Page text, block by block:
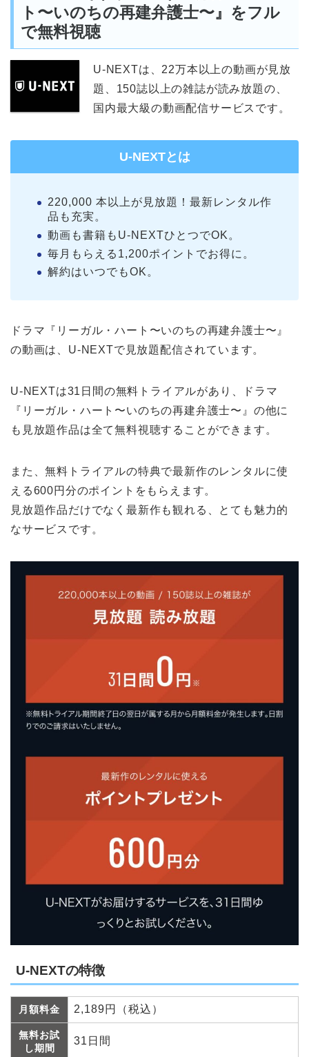
ト〜いのちの再建弁護士〜』をフル
で無料視聴
U-NEXTは、22万本以上の動画が見放
題、150誌以上の雑誌が読み放題の、
国内最大級の動画配信サービスです。
U-NEXTとは
220,000 本以上が見放題！最新レンタル作
品も充実。
動画も書籍もU-NEXTひとつでOK。
毎月もらえる1,200ポイントでお得に。
解約はいつでもOK。
ドラマ『リーガル・ハート〜いのちの再建弁護士〜』
の動画は、U-NEXTで見放題配信されています。
U-NEXTは31日間の無料トライアルがあり、ドラマ
『リーガル・ハート〜いのちの再建弁護士〜』の他に
も見放題作品は全て無料視聴することができます。
また、無料トライアルの特典で最新作のレンタルに使
える600円分のポイントをもらえます。
見放題作品だけでなく最新作も観れる、とても魅力的
なサービスです。
U-NEXTの特徴
月額料金 2,189円（税込）
無料お試
し期間
31日間